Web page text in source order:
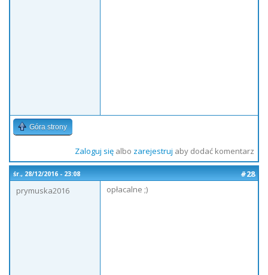
Góra strony
Zaloguj sięalbo zarejestruj aby dodać komentarz
śr., 28/12/2016 - 23:08
#28
prymuska2016
opłacalne ;)